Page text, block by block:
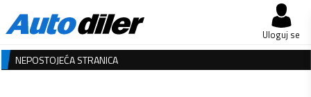
Uloguj se
NEPOSTOJEĆA STRANICA